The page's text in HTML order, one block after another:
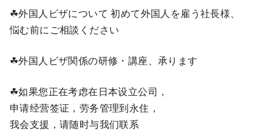
☘外国人ビザについて 初めて外国人を雇う社長様、
悩む前にご相談ください
☘外国人ビザ関係の研修・講座、承ります
☘如果您正在考虑在日本设立公司，
申请经营签证，劳务管理到永住，
我会支援，请随时与我们联系